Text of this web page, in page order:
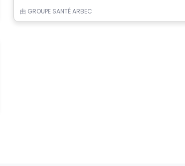
由 GROUPE SANTÉ ARBEC